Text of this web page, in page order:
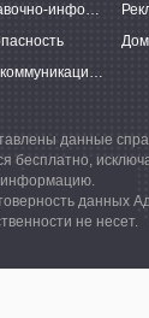
Справочно-информационные системы
Телекоммуникации и связь
данные
бесплатно,
информацию.
данных
не несет.